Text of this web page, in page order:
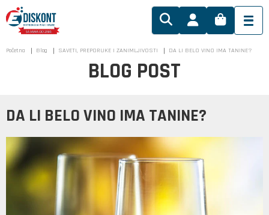
Početna Blog SAVETI, PREPORUKE I ZANIMLJIVOSTI DA LI BELO VINO IMA TANINE?
BLOG POST
DA LI BELO VINO IMA TANINE?